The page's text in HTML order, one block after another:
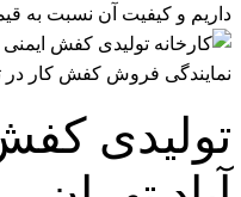
داریم و کیفیت آن نسبت به
تولیدی